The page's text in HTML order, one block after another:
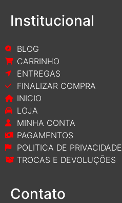
Institucional
BLOG
CARRINHO
ENTREGAS
FINALIZAR COMPRA
INICIO
LOJA
MINHA CONTA
PAGAMENTOS
POLITICA DE PRIVACIDADE
TROCAS E DEVOLUÇÕES
Contato